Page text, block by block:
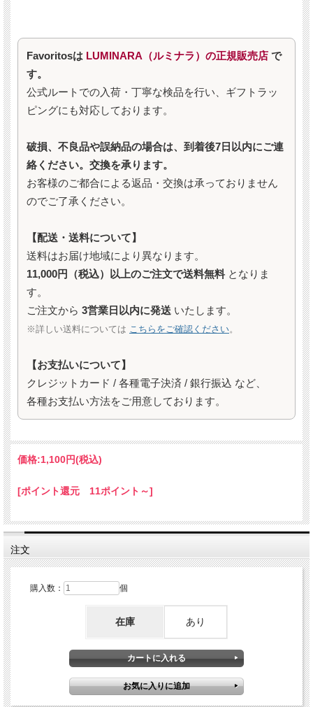
Favoritosは LUMINARA（ルミナラ）の正規販売店 で
す。
公式ルートでの入荷・丁寧な検品を行い、ギフトラッ
ピングにも対応しております。
破損、不良品や誤納品の場合は、到着後7日以内にご連
絡ください。交換を承ります。
お客様のご都合による返品・交換は承っておりません
のでご了承ください。
【配送・送料について】
送料はお届け地域により異なります。
11,000円（税込）以上のご注文で送料無料 となりま
す。
ご注文から 3営業日以内に発送 いたします。
※詳しい送料については こちらをご確認ください。
【お支払いについて】
クレジットカード / 各種電子決済 / 銀行振込 など、
各種お支払い方法をご用意しております。
価格:1,100円(税込)
[ポイント還元 11ポイント～]
注文
購入数： 個
在庫 あり